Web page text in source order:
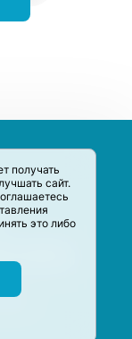
получать
сайт.
это либо
и услуги в РФ